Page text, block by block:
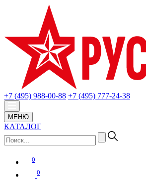
+7 (495) 988-00-88 +7 (495) 777-24-38
МЕНЮ
КАТАЛОГ
0
0